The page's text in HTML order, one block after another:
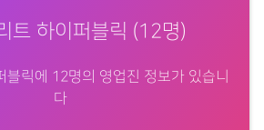
트 하이퍼블릭 (12명)
블릭에 12명의 영업진 정보가 있습니
다